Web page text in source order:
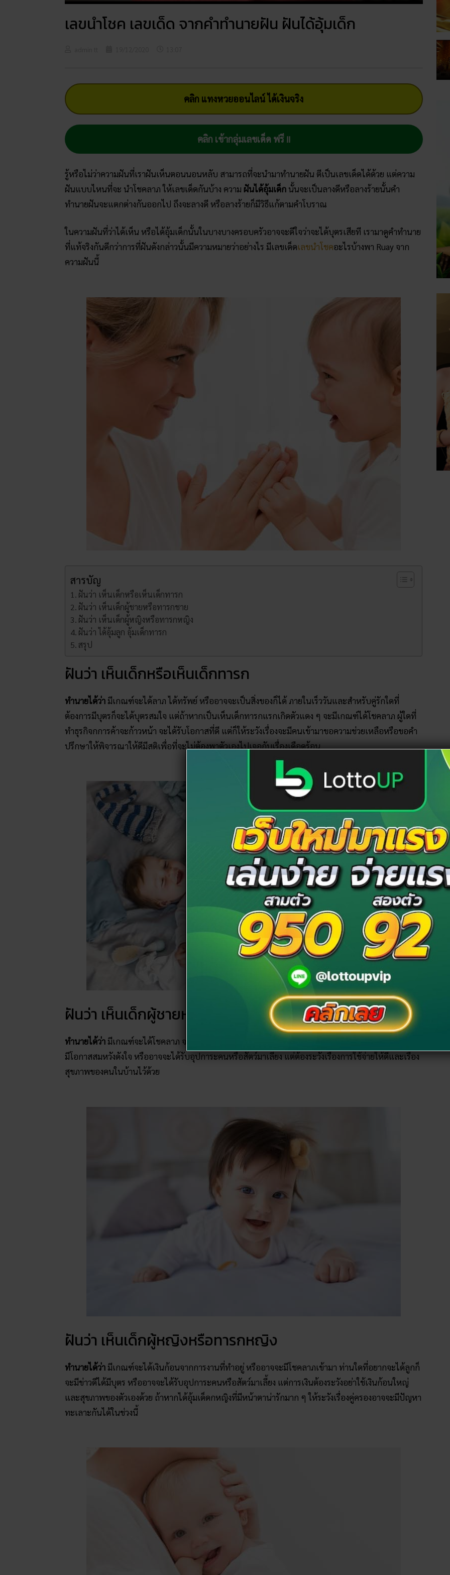
เลขนำโชค เลขเด็ด จากคำทำนายฝัน ฝันได้อุ้มเด็ก
คลิก แทงหวยออนไลน์ ได้เงินจริง
คลิก เข้ากลุ่มเลขเด็ด ฟรี !!
รู้หรือไม่ว่าความฝันที่เราฝันเห็นตอนนอนหลับ สามารถที่จะนำมาทำนายฝัน ตีเป็นเลขเด็ดได้ด้วย แต่ความ
ฝันแบบไหนที่จะ นำโชคลาภ ให้เลขเด็ดกันบ้าง ความ ฝันได้อุ้มเด็ก นั้นจะเป็นลางดีหรือลางร้ายนั้นคำ
ทำนายฝันจะแตกต่างกันออกไป ถึงจะลางดี หรือลางร้ายก็มีวิธีแก้ตามคำโบราณ
ในความฝันที่ว่าได้เห็น หรือได้อุ้มเด็กนั้นในบางบางครอบครัวอาจจะดีใจว่าจะได้บุตรเสียที เรามาดูคำทำนาย
ที่แท้จริงกันดีกว่าการที่ฝันดังกล่าวนั้นมีความหมายว่าอย่างไร มีเลขเด็ดเลขนำโชคอะไรบ้างพา Ruay จาก
ความฝันนี้
สารบัญ
ฝันว่า เห็นเด็กหรือเห็นเด็กทารก
ฝันว่า เห็นเด็กผู้ชายหรือทารกชาย
ฝันว่า เห็นเด็กผู้หญิงหรือทารกหญิง
ฝันว่า ได้อุ้มลูก อุ้มเด็กทารก
สรุป
ฝันว่า เห็นเด็กหรือเห็นเด็กทารก
ทำนายได้ว่า มีเกณฑ์จะได้ลาภ ได้ทรัพย์ หรืออาจจะเป็นสิ่งของก็ได้ ภายในเร็ววันและสำหรับคู่รักใดที่
ต้องการมีบุตรก็จะได้บุตรสมใจ แต่ถ้าหากเป็นเห็นเด็กทารกแรกเกิดตัวแดง ๆ จะมีเกณฑ์ได้โชคลาภ ผู้ใดที่
ทำธุรกิจกการค้าจะก้าวหน้า จะได้รับโอกาสที่ดี แต่ก็ให้ระวังเรื่องจะมีคนเข้ามาขอความช่วยเหลือหรือขอคำ
ปรึกษาให้พิจารณาให้ดีมีสติเพื่อที่จะไม่ต้องพาตัวเองไปเจอกับเรื่องเดือดร้อน
ฝันว่า เห็นเด็กผู้ชายหรือทารกชาย
ทำนายได้ว่า มีเกณฑ์จะได้โชคลาภ จากคนใกล้ตัวหรือจากคนรัก หรือถ้าครอบครัวใดกำลังอยากจะได้บุตรจะ
มีโอกาสสมหวังดังใจ หรืออาจจะได้รับอุปการะคนหรือสัตว์มาเลี้ยง แต่ต้องระวังเรื่องการใช้จ่ายให้ดีและเรื่อง
สุขภาพของคนในบ้านไว้ด้วย
ฝันว่า เห็นเด็กผู้หญิงหรือทารกหญิง
ทำนายได้ว่า มีเกณฑ์จะได้เงินก้อนจากการงานที่ทำอยู่ หรืออาจจะมีโชคลาภเข้ามา ท่านใดที่อยากจะได้ลูกก็
จะมีข่าวดีได้มีบุตร หรืออาจจะได้รับอุปการะคนหรือสัตว์มาเลี้ยง แต่การเงินต้องระวังอย่าใช้เงินก้อนใหญ่
และสุขภาพของตัวเองด้วย ถ้าหากได้อุ้มเด็ดกหญิงที่มีหน้าตาน่ารักมาก ๆ ให้ระวังเรื่องคู่ครองอาจจะมีปัญหา
ทะเลาะกันได้ในช่วงนี้